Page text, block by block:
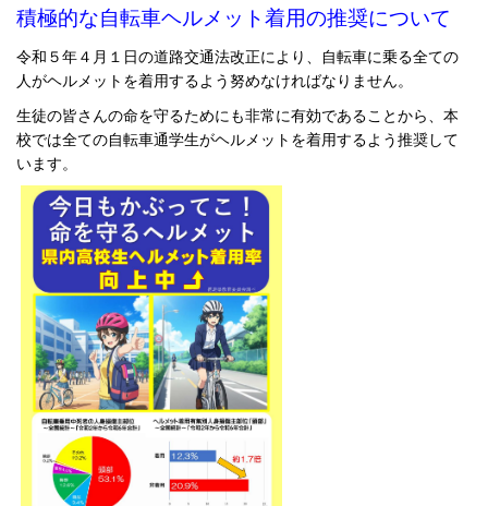
積極的な自転車ヘルメット着用の推奨について
令和５年４月１日の道路交通法改正により、自転車に乗る全ての
人がヘルメットを着用するよう努めなければなりません。
生徒の皆さんの命を守るためにも非常に有効であることから、本
校では全ての自転車通学生がヘルメットを着用するよう推奨して
います。